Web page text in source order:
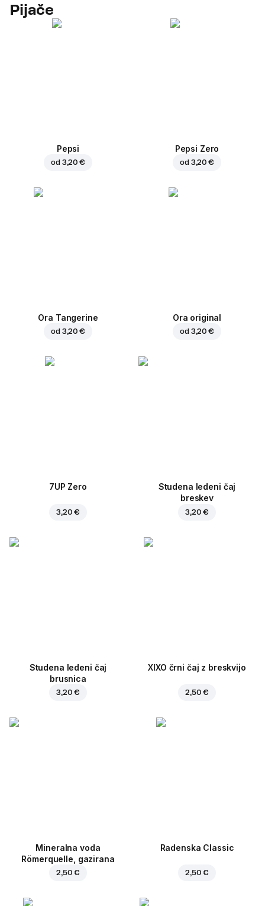
Pijače
Pepsi
od 3,20 €
Pepsi Zero
od 3,20 €
Ora Tangerine
od 3,20 €
Ora original
od 3,20 €
7UP Zero
3,20 €
Studena ledeni čaj
breskev
3,20 €
Studena ledeni čaj
brusnica
3,20 €
XIXO črni čaj z breskvijo
2,50 €
Mineralna voda
Römerquelle, gazirana
2,50 €
Radenska Classic
2,50 €